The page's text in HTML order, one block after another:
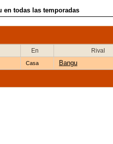
en todas las temporadas
En Rival
Casa Bangu